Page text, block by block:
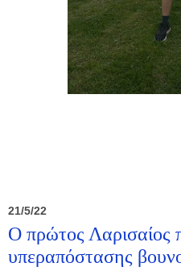
21/5/22
Ο πρώτος Λαρισαίος
υπεραπόστασης